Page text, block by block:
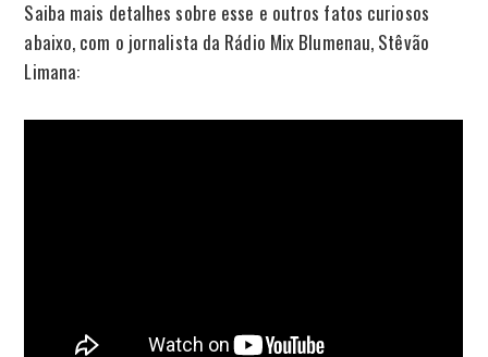
Saiba mais detalhes sobre esse e outros fatos curiosos
abaixo, com o jornalista da Rádio Mix Blumenau, Stêvão
Limana: